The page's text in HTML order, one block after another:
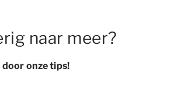
naar meer?
onze tips!